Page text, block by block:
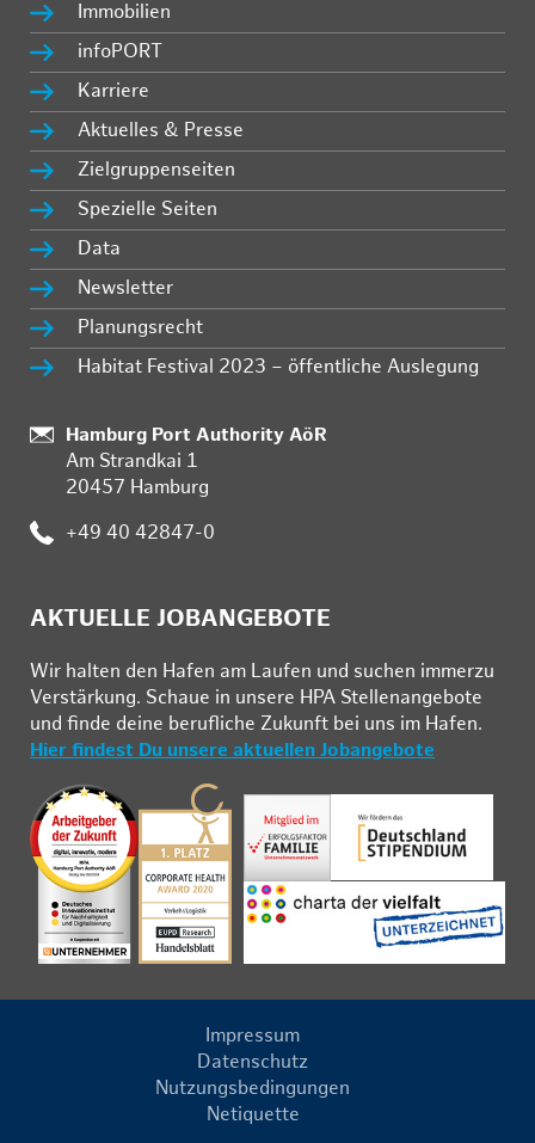
Immobilien
infoPORT
Karriere
Aktuelles & Presse
Zielgruppenseiten
Spezielle Seiten
Data
Newsletter
Planungsrecht
Habitat Festival 2023 – öffentliche Auslegung
Standort:
Hamburg Port Authority AöR
Am Strandkai 1
20457 Hamburg
Telefon:
+49 40 42847-0
AKTUELLE JOBANGEBOTE
Wir hal­ten den Ha­fen am Lau­fen und su­chen im­mer­zu
Ver­stär­kung. Schau­e in un­se­re HPA Stel­len­an­ge­bo­te
und fin­de deine be­ruf­li­che Zu­kunft bei uns im Ha­fen.
Hier findest Du unsere aktuellen Jobangebote
Impressum
Datenschutz
Nutzungsbedingungen
Netiquette